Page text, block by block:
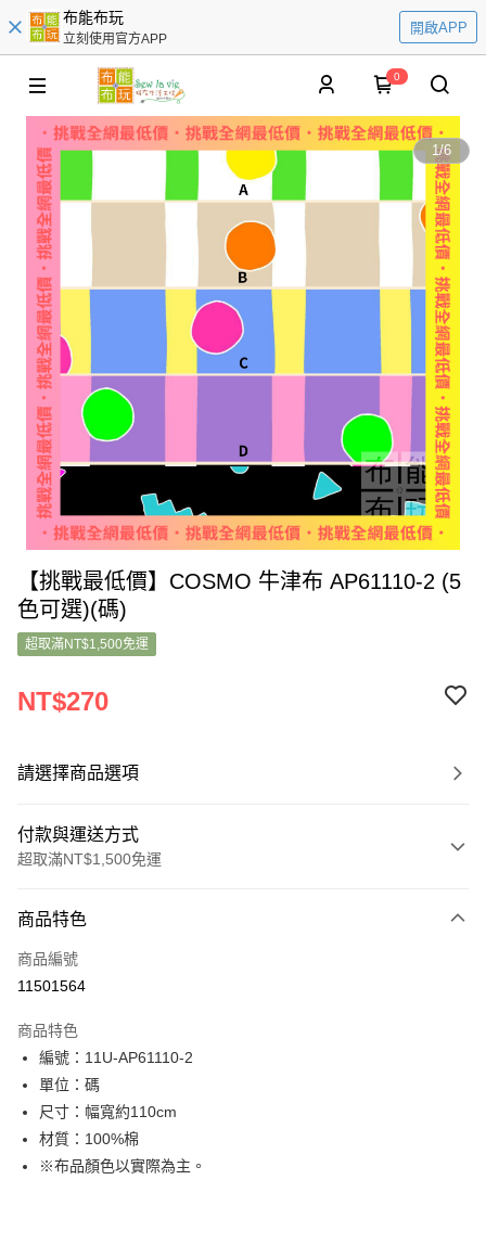
布能布玩
立刻使用官方APP
開啟APP
0
1/6
【挑戰最低價】COSMO 牛津布 AP61110-2 (5
色可選)(碼)
超取滿NT$1,500免運
NT$270
請選擇商品選項
付款與運送方式
超取滿NT$1,500免運
信用卡一次付款
超商取貨付款
Apple Pay
街口支付
Google Pay
ATM付款
商品特色
商品編號
11501564
商品特色
編號：11U-AP61110-2
單位：碼
尺寸：幅寬約110cm
材質：100%棉
※布品顏色以實際為主。